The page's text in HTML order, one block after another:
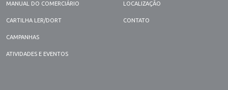
MANUAL DO COMERCIÁRIO
CARTILHA LER/DORT
CAMPANHAS
ATIVIDADES E EVENTOS
LOCALIZAÇÃO
CONTATO